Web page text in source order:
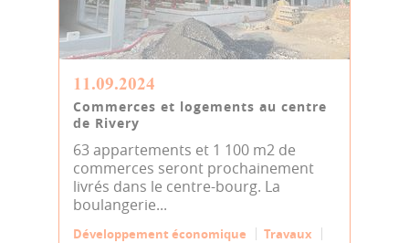
11.09.2024
Commerces et logements au centre
de Rivery
63 appartements et 1 100 m2 de
commerces seront prochainement
livrés dans le centre-bourg. La
boulangerie...
Développement économique
Travaux